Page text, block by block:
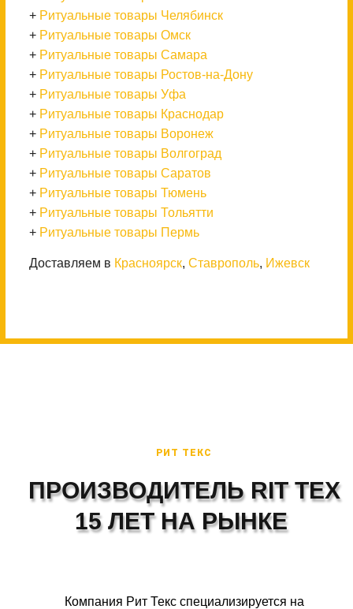
+ Ритуальные товары Челябинск
+ Ритуальные товары Омск
+ Ритуальные товары Самара
+ Ритуальные товары Ростов-на-Дону
+ Ритуальные товары Уфа
+ Ритуальные товары Краснодар
+ Ритуальные товары Воронеж
+ Ритуальные товары Волгоград
+ Ритуальные товары Саратов
+ Ритуальные товары Тюмень
+ Ритуальные товары Тольятти
+ Ритуальные товары Пермь
Доставляем в Красноярск, Ставрополь, Ижевск
РИТ ТЕКС
ПРОИЗВОДИТЕЛЬ RIT TEX
15 ЛЕТ НА РЫНКЕ
Компания Рит Текс специализируется на